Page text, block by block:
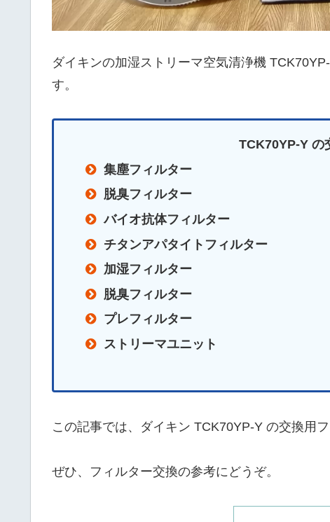
ダイキンの加湿ストリーマ空気清浄機
す。
TCK70YP-Y の
集塵フィルター
脱臭フィルター
バイオ抗体フィルター
チタンアパタイトフィルター
加湿フィルター
脱臭フィルター
プレフィルター
ストリーマユニット
この記事では、ダイキン TCK70YP-Y の交換用
ぜひ、フィルター交換の参考にどうぞ。